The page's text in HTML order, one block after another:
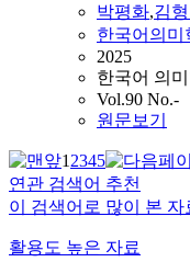
박평화,김
한국어의미
2025
한국어 의
Vol.90 No.-
원문보기
12345
연관 검색어 추천
이 검색어로 많이 본 자
활용도 높은 자료